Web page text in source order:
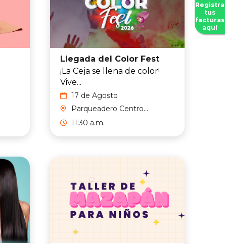
Llegada del Color Fest
¡La Ceja se llena de color!
Vive...
17 de Agosto
Parqueadero Centro
Comercial
11:30 a.m.
Registra
tus
facturas
aquí